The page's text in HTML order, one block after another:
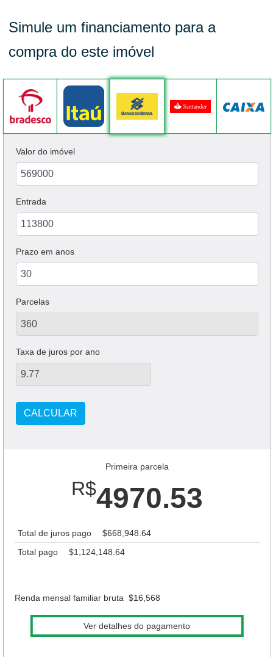
Simule um financiamento para a
compra do este imóvel
Valor do imóvel
Entrada
Prazo em anos
Parcelas
Taxa de juros por ano
CALCULAR
Primeira parcela
R$4970.53
Total de juros pago
$668,948.64
Total pago
$1,124,148.64
Renda mensal familiar bruta $16,568
Ver detalhes do pagamento